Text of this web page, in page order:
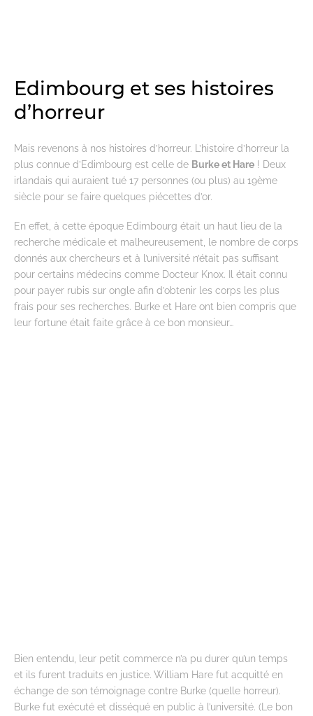
Edimbourg et ses histoires
d’horreur
Mais revenons à nos histoires d’horreur. L’histoire d’horreur la
plus connue d’Edimbourg est celle de Burke et Hare ! Deux
irlandais qui auraient tué 17 personnes (ou plus) au 19ème
siècle pour se faire quelques piécettes d’or.
En effet, à cette époque Edimbourg était un haut lieu de la
recherche médicale et malheureusement, le nombre de corps
donnés aux chercheurs et à l’université n’était pas suffisant
pour certains médecins comme Docteur Knox. Il était connu
pour payer rubis sur ongle afin d’obtenir les corps les plus
frais pour ses recherches. Burke et Hare ont bien compris que
leur fortune était faite grâce à ce bon monsieur…
Bien entendu, leur petit commerce n’a pu durer qu’un temps
et ils furent traduits en justice. William Hare fut acquitté en
échange de son témoignage contre Burke (quelle horreur).
Burke fut exécuté et disséqué en public à l’université. (Le bon